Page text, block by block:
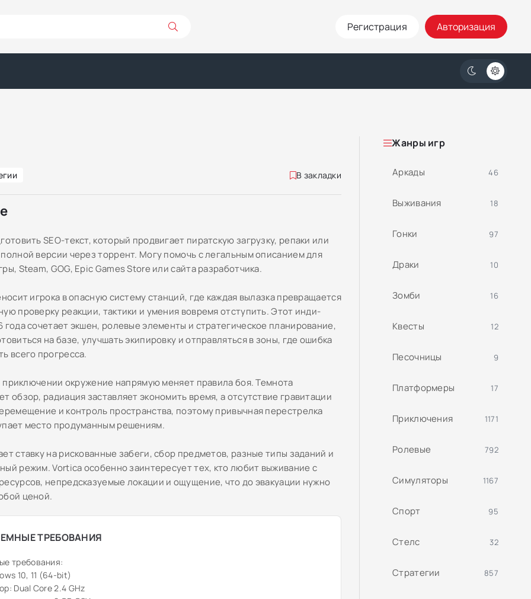
Регистрация Авторизация
В закладки
SEO-текст, который продвигает пиратскую загрузку, репаки или
версии через торрент. Могу помочь с легальным описанием для
Steam, GOG, Epic Games Store или сайта разработчика.
игрока в опасную систему станций, где каждая вылазка превращается
проверку реакции, тактики и умения вовремя отступить. Этот инди-
года сочетает экшен, ролевые элементы и стратегическое планирование,
на базе, улучшать экипировку и отправляться в зоны, где ошибка
всего прогресса.
окружение напрямую меняет правила боя. Темнота
обзор, радиация заставляет экономить время, а отсутствие гравитации
и контроль пространства, поэтому привычная перестрелка
место продуманным решениям.
ставку на рискованные забеги, сбор предметов, разные типы заданий и
режим. Vortica особенно заинтересует тех, кто любит выживание с
непредсказуемые локации и ощущение, что до эвакуации нужно
ценой.
ТРЕБОВАНИЯ
требования:
10, 11 (64-bit)
Dual Core 2.4 GHz
Жанры игр
Аркады 46
Выживания 18
Гонки 97
Драки 10
Зомби 16
Квесты 12
Песочницы 9
Платформеры 17
Приключения 1171
Ролевые 792
Симуляторы 1167
Спорт 95
Стелс 32
Стратегии 857